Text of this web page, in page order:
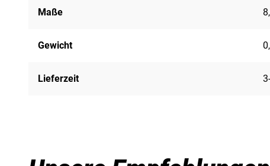
Maße
Gewicht
Lieferzeit